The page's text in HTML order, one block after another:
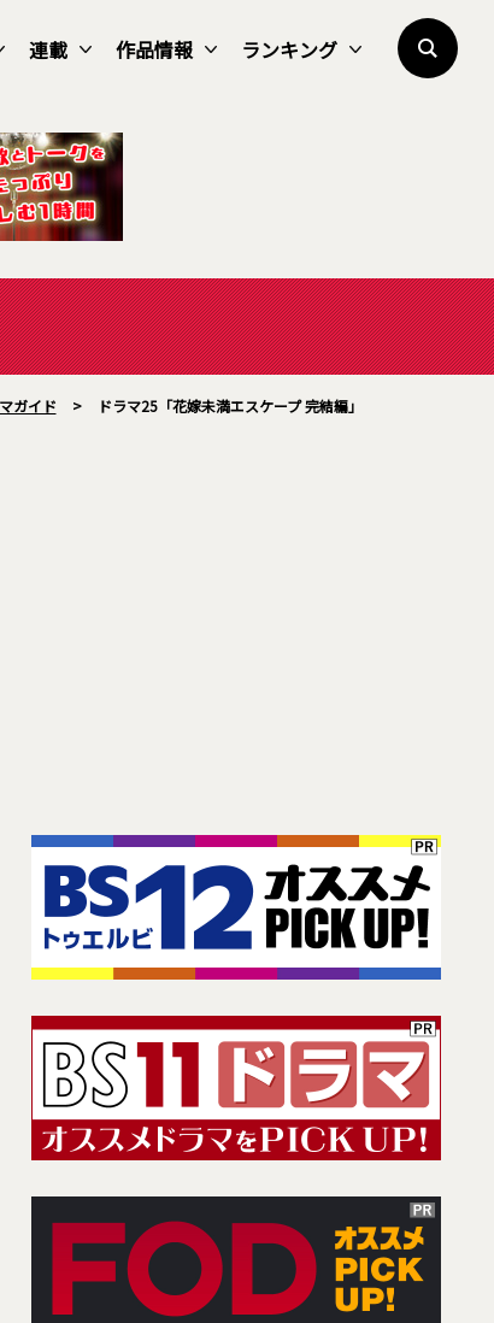
連載 作品情報 ランキング
ガイド > ドラマ25「花嫁未満エスケープ 完結編」